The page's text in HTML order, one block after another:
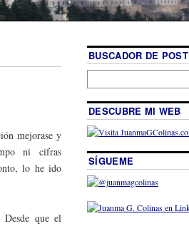
mejorase y
ni cifras
lo he ido
que el
BUSCADOR DE POST
DESCUBRE MI WEB
SÍGUEME